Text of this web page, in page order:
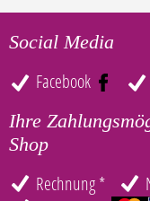
Social Media
Facebook
Ihre
Shop
Rechnung *